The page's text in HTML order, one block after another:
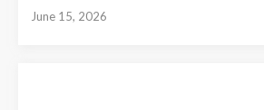
June 15, 2026